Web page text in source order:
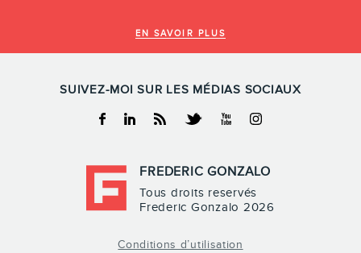
EN SAVOIR PLUS
SUIVEZ-MOI SUR LES MÉDIAS SOCIAUX
Facebook
LinkedinRSS TwitterYoutubeInstagram
FREDERIC GONZALO
Tous droits reservés
Frederic Gonzalo 2026
Conditions d’utilisation